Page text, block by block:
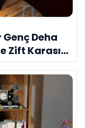
Deha
Zift Karası